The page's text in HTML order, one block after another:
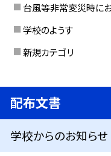
台風等非常変災時に
学校のようす
新規カテゴリ
配布文書
学校からのお知らせ